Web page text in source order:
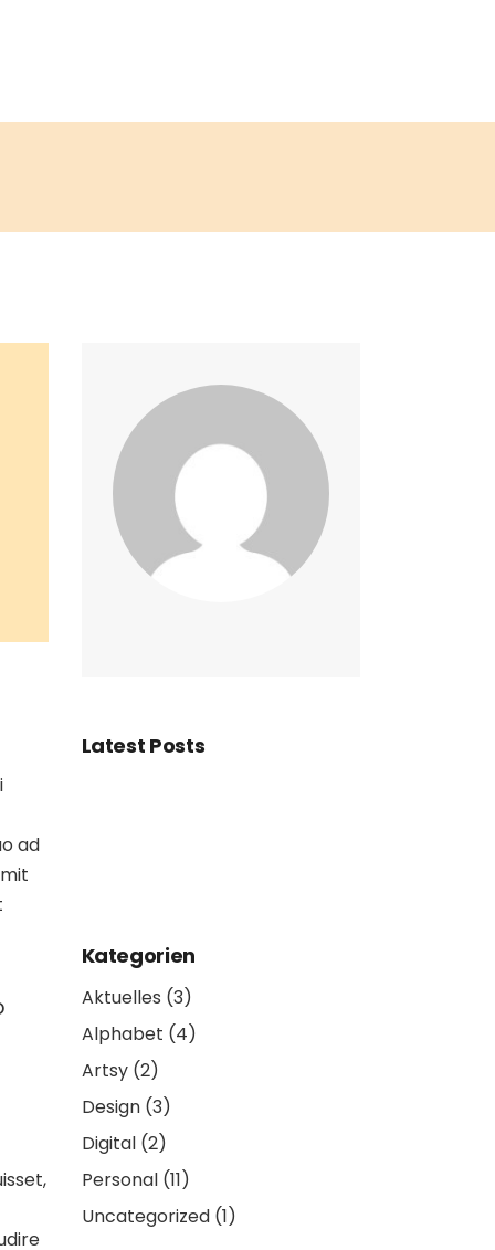
ad
Latest Posts
Kategorien
Aktuelles (3)
Alphabet (4)
Artsy(2)
Design(3)
Digital(2)
Personal(11)
Uncategorized(1)